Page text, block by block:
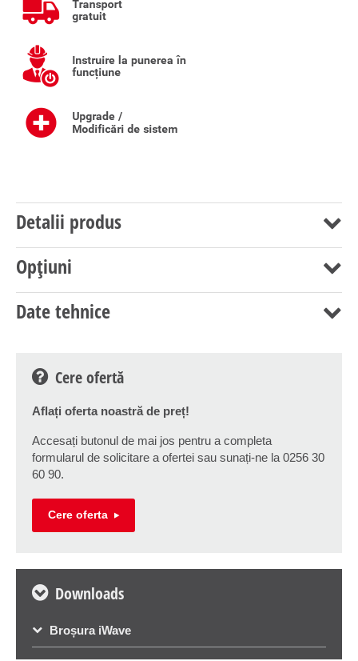
Detalii produs
Opțiuni
Date tehnice
Cere ofertă
Aflați oferta noastră de preț!
Accesați butonul de mai jos pentru a completa
formularul de solicitare a ofertei sau sunați-ne la 0256 30
60 90.
Cere oferta
Downloads
Broșura iWave